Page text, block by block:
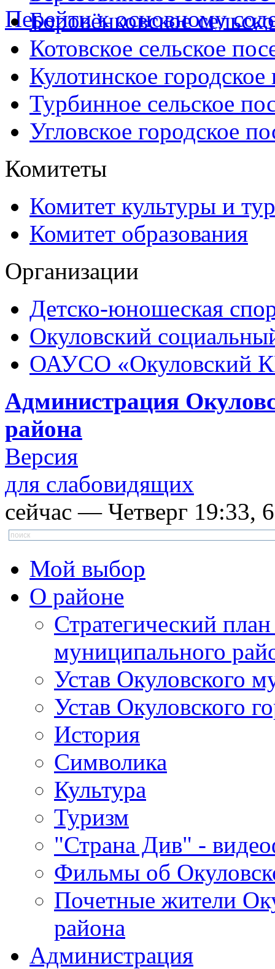
Перейти к основному
Боровёнковское
Котовское сельское
Кулотинское городское
Турбинное сельское
Угловское городское
Комитеты
Комитет культуры и
Комитет образования
Организации
Детско-юношеская
Окуловский
ОАУСО «Окуловский
Администрация
района
Версия
для слабовидящих
сейчас — Четверг 19:33, 6
Мой выбор
О районе
Стратегический
муниципального
Устав Окуловского
Устав Окуловского
История
Символика
Культура
Туризм
"Страна Див" -
Фильмы об
Почетные жители
района
Администрация